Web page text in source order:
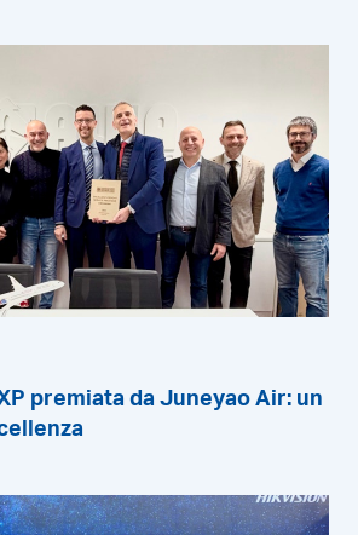
premiata da Juneyao Air: un